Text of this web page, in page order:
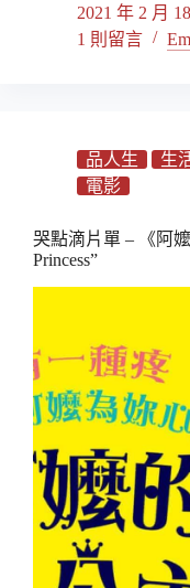
2021 年 2 月
1 則留言
品人生 生
電影
哭點滴片單 – 《阿
Princess”